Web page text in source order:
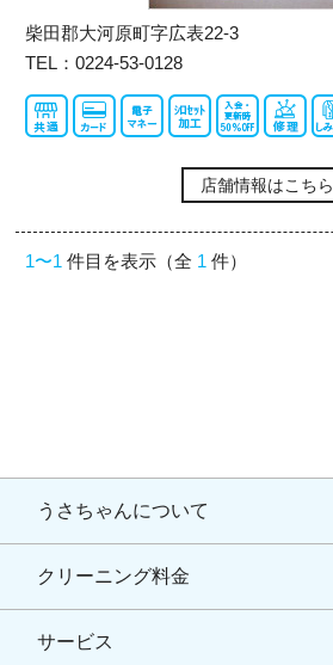
柴田郡大河原町字広表22-3
TEL：0224-53-0128
店舗情報はこちら
1〜1 件目を表示（全 1 件）
うさちゃんについて
クリーニング料金
サービス